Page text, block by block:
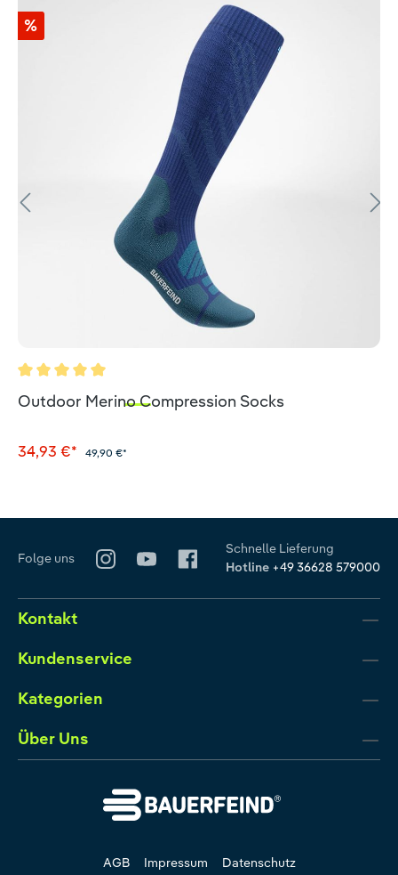
%
Durchschnittliche Bewertung von 5 von 5 Sternen
Outdoor Merino Compression Socks
34,93 €* 49,90 €*
Folge uns
Schnelle Lieferung
Hotline +49 36628 579000
Kontakt
Kundenservice
Kategorien
Über Uns
AGB Impressum Datenschutz